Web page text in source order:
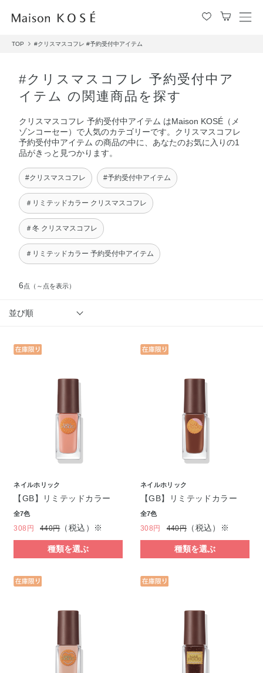
メ
TOP #クリスマスコフレ #予約受付中アイテム
#クリスマスコフレ 予約受付中ア
イテム の関連商品を探す
クリスマスコフレ 予約受付中アイテム はMaison KOSÉ（メ
ゾンコーセー）で人気のカテゴリーです。クリスマスコフレ
予約受付中アイテム の商品の中に、あなたのお気に入りの1
品がきっと見つかります。
#クリスマスコフレ #予約受付中アイテム
＃リミテッドカラー クリスマスコフレ
＃冬 クリスマスコフレ
＃リミテッドカラー 予約受付中アイテム
6点 （～点を表示）
並び順
ネイルホリック
【GB】リミテッドカラー
全7色
308円 440円（税込）※
種類を選ぶ
ネイルホリック
【GB】リミテッドカラー
全7色
308円 440円（税込）※
種類を選ぶ